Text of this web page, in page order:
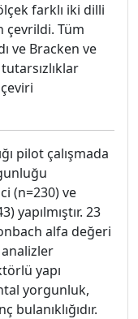
farklı iki dilli
çevrildi. Tüm
ve Bracken ve
pilot çalışmada
(n=230) ve
yapılmıştır. 23
alfa değeri
yapı
yorgunluk,